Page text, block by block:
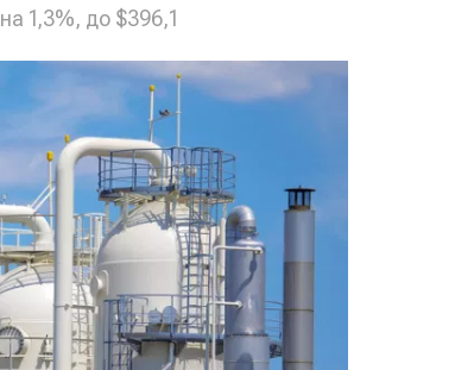
1,3%, до $396,1